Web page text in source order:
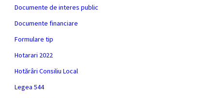
Documente de interes public
Documente financiare
Formulare tip
Hotarari 2022
Hotărâri Consiliu Local
Legea 544